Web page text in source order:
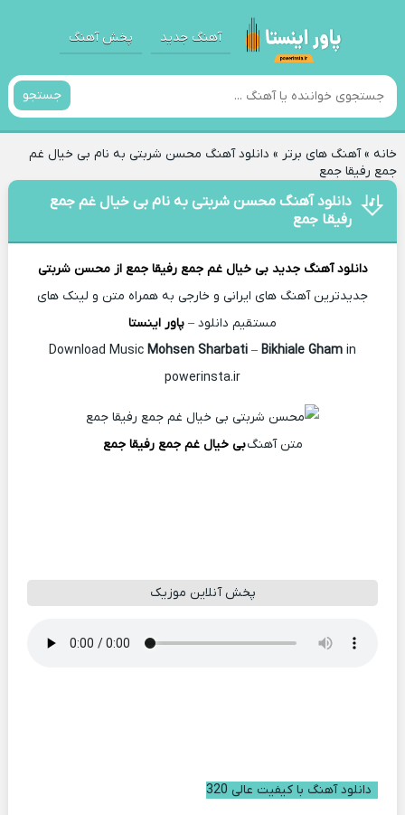
آهنگ جدید پخش آهنگ
جستجو
خانه»آهنگ های برتر » دانلود آهنگ محسن شربتی به نام بی خیال غم
جمع رفیقا جمع
دانلود آهنگ محسن شربتی به نام بی خیال غم جمع
رفیقا جمع
دانلود آهنگ جدید بی خیال غم جمع رفیقا جمع ازمحسن شربتی
جدیدترین آهنگ های ایرانی و خارجی به همراه متن و لینک های
مستقیم دانلود – پاور اینستا
Mohsen Sharbati– Bikhiale Gham in
powerinsta.ir
متن آهنگبی خیال غم جمع رفیقا جمع
پخش آنلاین موزیک
دانلود آهنگ با کیفیت عالی 320